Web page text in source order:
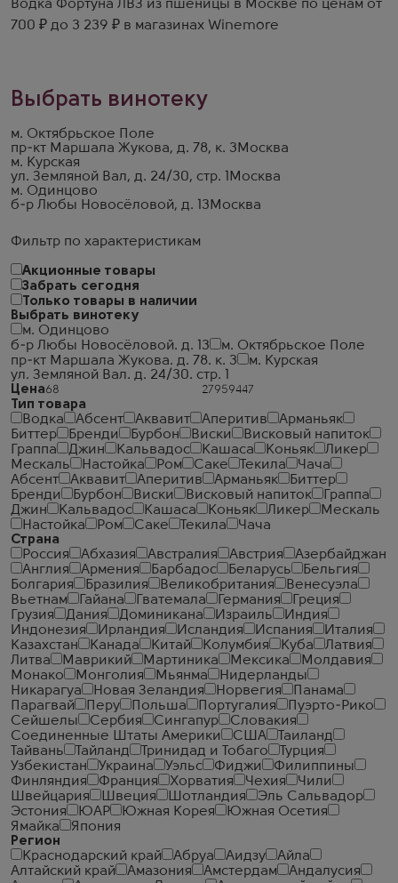
Фильтр по характеристикам
Акционные товары
Забрать сегодня
Только товары в наличии
Выбрать винотеку
м. Одинцово
б-р Любы Новосёловой. д. 13
м. Октябрьское Поле
пр-кт Маршала Жукова. д. 78. к. 3
м. Курская
ул. Земляной Вал. д. 24/30. стр. 1
Цена
Тип товара
Водка
Абсент Аквавит Аперитив
Арманьяк
Биттер
Бренди Бурбон Виски
Висковый напиток
Граппа
Джин Кальвадос Кашаса Коньяк
Ликер
Мескаль
Настойка Ром Саке Текила
Чача
Абсент
Аквавит Аперитив Арманьяк
Биттер
Бренди
Бурбон Виски Висковый напиток
Граппа
Джин
Кальвадос Кашаса Коньяк Ликер
Мескаль
Настойка
Ром Саке Текила
Чача
Страна
Россия
Абхазия Австралия Австрия
Азербайджан
Англия
Армения Барбадос Беларусь
Бельгия
Болгария
Бразилия Великобритания
Венесуэла
Вьетнам
Гайана Гватемала Германия
Греция
Грузия
Дания Доминикана Израиль
Индия
Индонезия
Ирландия Исландия Испания
Италия
Казахстан
Канада Китай Колумбия Куба
Латвия
Литва
Маврикий Мартиника Мексика
Молдавия
Монако
Монголия Мьянма
Нидерланды
Никарагуа
Новая Зеландия Норвегия
Панама
Парагвай
Перу Польша Португалия
Пуэрто-Рико
Сейшелы
Сербия Сингапур
Словакия
Соединенные Штаты Америки
США
Таиланд
Тайвань
Тайланд Тринидад и Тобаго
Турция
Узбекистан
Украина Уэльс Фиджи
Филиппины
Финляндия
Франция Хорватия Чехия
Чили
Швейцария
Швеция Шотландия
Эль Сальвадор
Эстония
ЮАР Южная Корея
Южная Осетия
Ямайка
Япония
Регион
Краснодарский край
Абруа Аидзу
Айла
Алтайский край
Амазония Амстердам
Андалусия
Водка Фортуна ЛВЗ из пшеницы в Москве по ценам от
700 ₽ до 3 239 ₽ в магазинах Winemore
Выбрать винотеку
м. Октябрьское Поле
пр-кт Маршала Жукова, д. 78, к. 3 Москва
м. Курская
ул. Земляной Вал, д. 24/30, стр. 1
Москва
м. Одинцово
б-р Любы Новосёловой, д. 13 Москва